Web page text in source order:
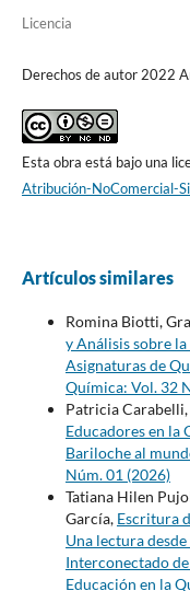
Licencia
Derechos de autor 2022
Esta obra está bajo una
Atribución-NoComercial-
Artículos similares
Romina Biotti,
y Análisis sobre
Asignaturas de
Química: Vol. 32
Patricia
Educadores en la
Bariloche al
Núm. 01 (2026)
Tatiana Hilen
García, Escritura
Una lectura
Interconectado
Educación en la